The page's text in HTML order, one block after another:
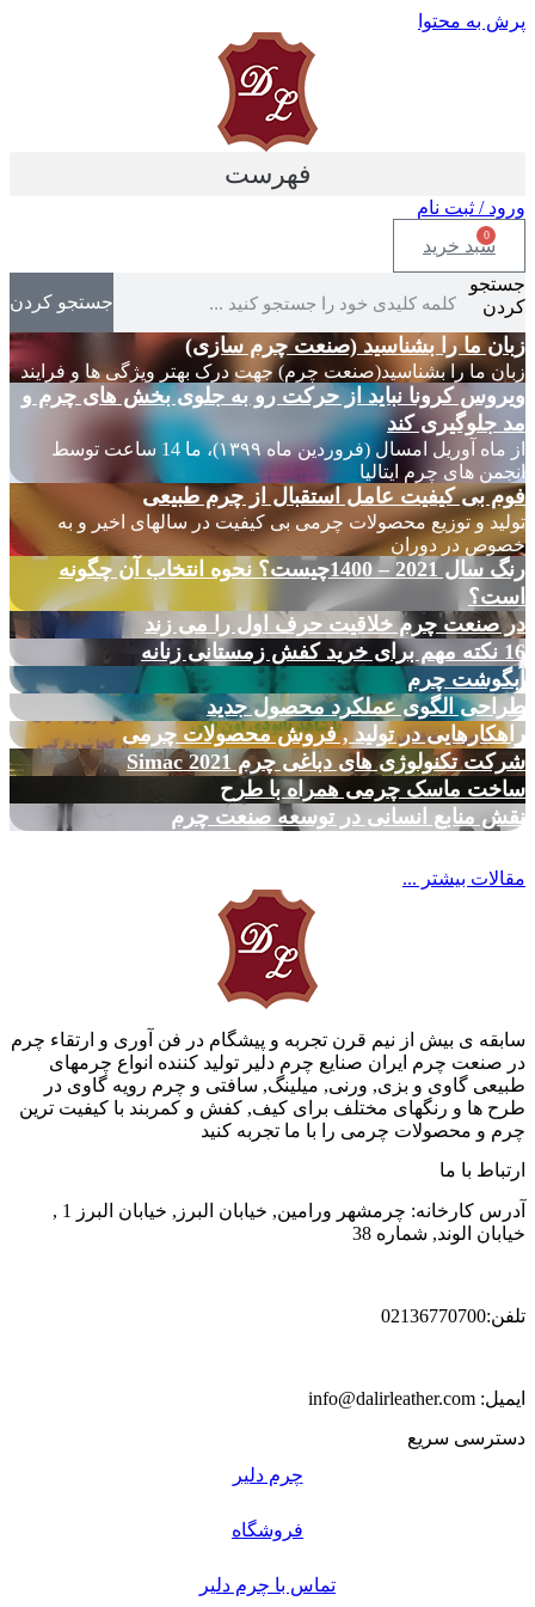
پرش به محتوا
فهرست
ورود / ثبت نام
0
سبد خرید
جستجو
کردن
جستجو کردن
زبان ما را بشناسید (صنعت چرم سازی)
زبان ما را بشناسید(صنعت چرم) جهت درک بهتر ویژگی ها و فرایند
ویروس کرونا نباید از حرکت رو به جلوی بخش های چرم و
مد جلوگیری کند
از ماه آوریل امسال (فروردین ماه ۱۳۹۹)، ما 14 ساعت توسط
انجمن های چرم ایتالیا
فوم بی کیفیت عامل استقبال از چرم طبیعی
تولید و توزیع محصولات چرمی بی کیفیت در سالهای اخیر و به
خصوص در دوران
رنگ سال 2021 – 1400چیست؟ نحوه انتخاب آن چگونه
است؟
در صنعت چرم خلاقیت حرف اول را می زند
16 نکته مهم برای خرید کفش زمستانی زنانه
آبگوشت چرم
طراحی الگوی عملکرد محصول جدید
راهکارهایی در تولید , فروش محصولات چرمی
شرکت تکنولوژی های دباغی چرم Simac 2021
ساخت ماسک چرمی همراه با طرح
نقش منابع انسانی در توسعه صنعت چرم
مقالات بیشتر ...
سابقه ی بیش از نیم قرن تجربه و پیشگام در فن آوری و ارتقاء چرم
در صنعت چرم ایران صنایع چرم دلیر تولید کننده انواع چرمهای
طبیعی گاوی و بزی, ورنی, میلینگ, سافتی و چرم رویه گاوی در
طرح ها و رنگهای مختلف برای کیف, کفش و کمربند با کیفیت ترین
چرم و محصولات چرمی را با ما تجربه کنید
ارتباط با ما
آدرس کارخانه: چرمشهر ورامین, خیابان البرز, خیابان البرز 1 ,
خیابان الوند, شماره 38
تلفن:02136770700
ایمیل: info@dalirleather.com
دسترسی سریع
چرم دلیر
فروشگاه
تماس با چرم دلیر